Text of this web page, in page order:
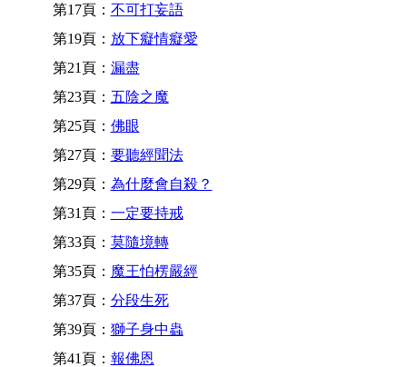
第17頁： 不可打妄語
第19頁： 放下癡情癡愛
第21頁： 漏盡
第23頁： 五陰之魔
第25頁： 佛眼
第27頁： 要聽經聞法
第29頁： 為什麼會自殺？
第31頁： 一定要持戒
第33頁： 莫隨境轉
第35頁： 魔王怕楞嚴經
第37頁： 分段生死
第39頁： 獅子身中蟲
第41頁： 報佛恩